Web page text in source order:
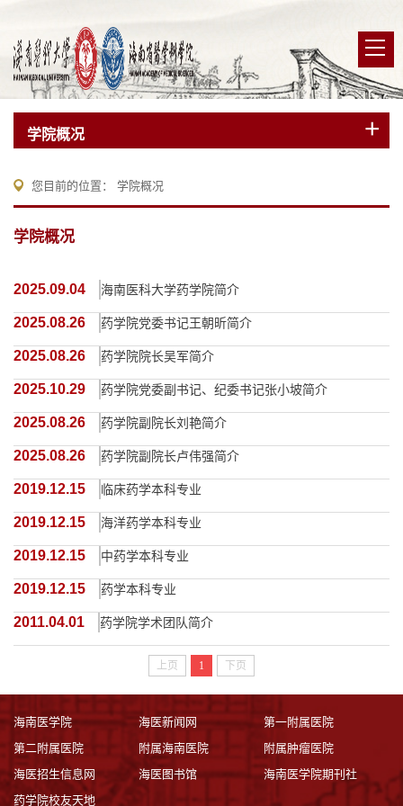
学院概况
您目前的位置： 学院概况
学院概况
2025.09.04 海南医科大学药学院简介
2025.08.26 药学院党委书记王朝昕简介
2025.08.26 药学院院长吴军简介
2025.10.29 药学院党委副书记、纪委书记张小坡简介
2025.08.26 药学院副院长刘艳简介
2025.08.26 药学院副院长卢伟强简介
2019.12.15 临床药学本科专业
2019.12.15 海洋药学本科专业
2019.12.15 中药学本科专业
2019.12.15 药学本科专业
2011.04.01 药学院学术团队简介
上页 1 下页
海南医学院 海医新闻网
第一附属医院
第二附属医院
附属海南医院
附属肿瘤医院
海医招生信息网
海医图书馆
海南医学院期刊社
药学院校友天地